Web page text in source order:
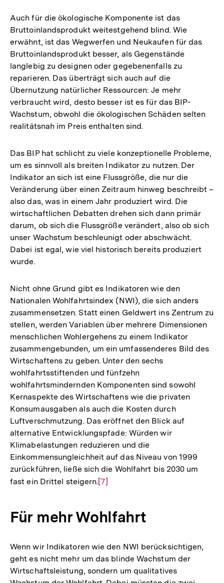
Auch für die ökologische Komponente ist das
Bruttoinlandsprodukt weitestgehend blind. Wie
erwähnt, ist das Wegwerfen und Neukaufen für das
Bruttoinlandsprodukt besser, als Gegenstände
langlebig zu designen oder gegebenenfalls zu
reparieren. Das überträgt sich auch auf die
Übernutzung natürlicher Ressourcen: Je mehr
verbraucht wird, desto besser ist es für das BIP-
Wachstum, obwohl die ökologischen Schäden selten
realitätsnah im Preis enthalten sind.
Das BIP hat schlicht zu viele konzeptionelle Probleme,
um es sinnvoll als breiten Indikator zu nutzen. Der
Indikator an sich ist eine Flussgröße, die nur die
Veränderung über einen Zeitraum hinweg beschreibt –
also das, was in einem Jahr produziert wird. Die
wirtschaftlichen Debatten drehen sich dann primär
darum, ob sich die Flussgröße verändert, also ob sich
unser Wachstum beschleunigt oder abschwächt.
Dabei ist egal, wie viel historisch bereits produziert
wurde.
Nicht ohne Grund gibt es Indikatoren wie den
Nationalen Wohlfahrtsindex (NWI), die sich anders
zusammensetzen. Statt einen Geldwert ins Zentrum zu
stellen, werden Variablen über mehrere Dimensionen
menschlichen Wohlergehens zu einem Indikator
zusammengebunden, um ein umfassenderes Bild des
Wirtschaftens zu geben. Unter den sechs
wohlfahrtsstiftenden und fünfzehn
wohlfahrtsmindernden Komponenten sind sowohl
Kernaspekte des Wirtschaftens wie die privaten
Konsumausgaben als auch die Kosten durch
Luftverschmutzung. Das eröffnet den Blick auf
alternative Entwicklungspfade: Würden wir
Klimabelastungen reduzieren und die
Einkommensungleichheit auf das Niveau von 1999
zurückführen, ließe sich die Wohlfahrt bis 2030 um
fast ein Drittel steigern.Zur
Fußnote
[7]
Für mehr Wohlfahrt
Wenn wir Indikatoren wie den NWI berücksichtigen,
geht es nicht mehr um das blinde Wachstum der
Wirtschaftsleistung, sondern um qualitatives